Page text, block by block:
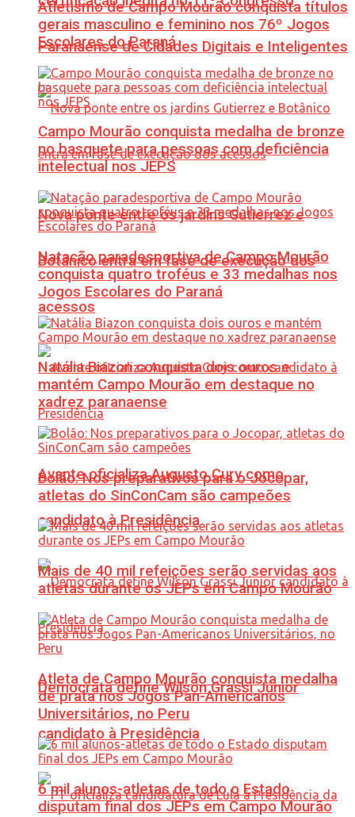
Paranaense de Cidades Digitais e Inteligentes
Nova ponte entre os jardins Gutierrez e
Botânico entra em fase de execução dos
acessos
Avante oficializa Augusto Cury como
candidato à Presidência
Democrata define Wilson Grassi Júnior
candidato à Presidência
Atletismo de Campo Mourão conquista títulos
gerais masculino e feminino nos 76º Jogos
Escolares do Paraná
Campo Mourão conquista medalha de bronze
no basquete para pessoas com deficiência
intelectual nos JEPS
Natação paradesportiva de Campo Mourão
conquista quatro troféus e 33 medalhas nos
Jogos Escolares do Paraná
Natália Biazon conquista dois ouros e
mantém Campo Mourão em destaque no
xadrez paranaense
Bolão: Nos preparativos para o Jocopar,
atletas do SinConCam são campeões
Mais de 40 mil refeições serão servidas aos
atletas durante os JEPs em Campo Mourão
Atleta de Campo Mourão conquista medalha
de prata nos Jogos Pan-Americanos
Universitários, no Peru
6 mil alunos-atletas de todo o Estado
disputam final dos JEPs em Campo Mourão